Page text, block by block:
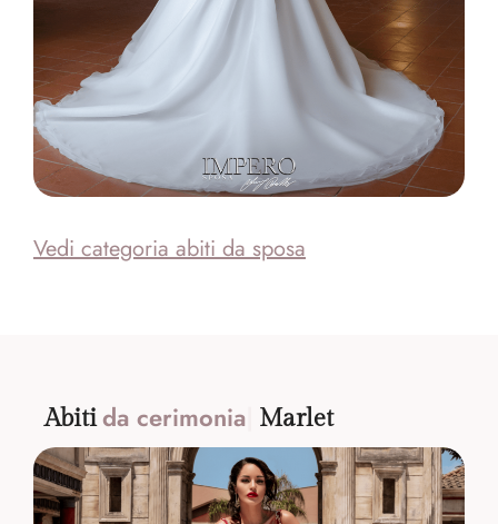
Vedi categoria abiti da sposa
Abitida cer Marlet